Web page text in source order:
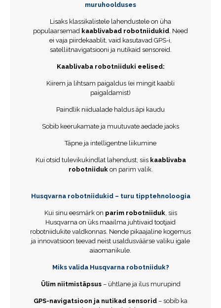
muruhoolduses
Lisaks klassikalistele lahendustele on üha
populaarsemad kaablivabad robotniidukid . Need
ei vaja piirdekaablit, vaid kasutavad GPS-i,
satelliitnavigatsiooni ja nutikaid sensoreid.
Kaablivaba robotniiduki eelised:
Kiirem ja lihtsam paigaldus (ei mingit kaabli
paigaldamist)
Paindlik niidualade haldus äpi kaudu
Sobib keerukamate ja muutuvate aedade jaoks
Täpne ja intelligentne liikumine
Kui otsid tulevikukindlat lahendust, siis kaablivaba
robotniiduk on parim valik.
Husqvarna robotniidukid – turu tipptehnoloogia
Kui sinu eesmärk on parim robotniiduk , siis
Husqvarna on üks maailma juhtivaid tootjaid
robotniidukite valdkonnas. Nende pikaajaline kogemus
ja innovatsioon teevad neist usaldusväärse valiku igale
aiaomanikule.
Miks valida Husqvarna robotniiduk?
Ülim niitmistäpsus– ühtlane ja ilus murupind
GPS-navigatsioon ja nutikad sensorid – sobib ka